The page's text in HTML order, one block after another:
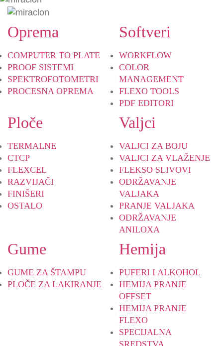
Oprema
COMPUTER TO PLATE
PROOF SISTEMI
SPEKTROFOTOMETRI
PROCESNA OPREMA
Softveri
WORKFLOW
COLOR
MANAGEMENT
FLEXO TOOLS
PDF EDITORI
Ploče
TERMALNE
CTCP
FLEXCEL
RAZVIJAČI
FINIŠERI
OSTALO
Valjci
VALJCI ZA BOJU
VALJCI ZA VLAŽENJE
FLEKSO SLIVOVI
ODRŽAVANJE
VALJAKA
PRANJE VALJAKA
ODRŽAVANJE
ANILOXA
Gume
GUME ZA ŠTAMPU
PLOČE ZA LAKIRANJE
Hemija
PUFERI I ALKOHOL
HEMIJA PRANJE
OFFSET
HEMIJA PRANJE
FLEXO
SPECIJALNA
SREDSTVA